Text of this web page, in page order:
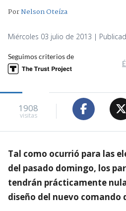
PorNelson Oteíza
Miércoles 03 julio de 2013 |
Seguimos criterios de
1908
visitas
Tal como ocurrió para las
del pasado domingo, los
tendrán prácticamente
diseño del nuevo comando